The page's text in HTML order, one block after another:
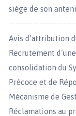
siège de son
Avis d’attribution
Recrutement
consolidation du
Précoce et de
Mécanisme de
Réclamations au